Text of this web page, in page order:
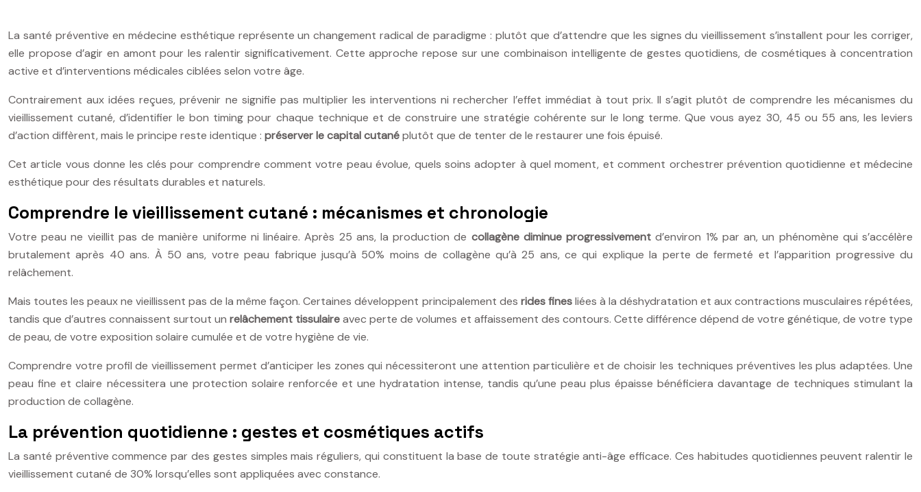
La santé préventive en médecine esthétique représente un changement radical de paradigme : plutôt que d’attendre que les signes du vieillissement s’installent pour les corriger,
elle propose d’agir en amont pour les ralentir significativement. Cette approche repose sur une combinaison intelligente de gestes quotidiens, de cosmétiques à concentration
active et d’interventions médicales ciblées selon votre âge.
Contrairement aux idées reçues, prévenir ne signifie pas multiplier les interventions ni rechercher l’effet immédiat à tout prix. Il s’agit plutôt de comprendre les mécanismes du
vieillissement cutané, d’identifier le bon timing pour chaque technique et de construire une stratégie cohérente sur le long terme. Que vous ayez 30, 45 ou 55 ans, les leviers
d’action diffèrent, mais le principe reste identique : préserver le capital cutanéplutôt que de tenter de le restaurer une fois épuisé.
Cet article vous donne les clés pour comprendre comment votre peau évolue, quels soins adopter à quel moment, et comment orchestrer prévention quotidienne et médecine
esthétique pour des résultats durables et naturels.
Comprendre le vieillissement cutané : mécanismes et chronologie
Votre peau ne vieillit pas de manière uniforme ni linéaire. Après 25 ans, la production de collagène diminue progressivement d’environ 1% par an, un phénomène qui s’accélère
brutalement après 40 ans. À 50 ans, votre peau fabrique jusqu’à 50% moins de collagène qu’à 25 ans, ce qui explique la perte de fermeté et l’apparition progressive du
relâchement.
Mais toutes les peaux ne vieillissent pas de la même façon. Certaines développent principalement des rides finesliées à la déshydratation et aux contractions musculaires répétées,
tandis que d’autres connaissent surtout unrelâchement tissulaireavec perte de volumes et affaissement des contours. Cette différence dépend de votre génétique, de votre type
de peau, de votre exposition solaire cumulée et de votre hygiène de vie.
Comprendre votre profil de vieillissement permet d’anticiper les zones qui nécessiteront une attention particulière et de choisir les techniques préventives les plus adaptées. Une
peau fine et claire nécessitera une protection solaire renforcée et une hydratation intense, tandis qu’une peau plus épaisse bénéficiera davantage de techniques stimulant la
production de collagène.
La prévention quotidienne : gestes et cosmétiques actifs
La santé préventive commence par des gestes simples mais réguliers, qui constituent la base de toute stratégie anti-âge efficace. Ces habitudes quotidiennes peuvent ralentir le
vieillissement cutané de 30% lorsqu’elles sont appliquées avec constance.